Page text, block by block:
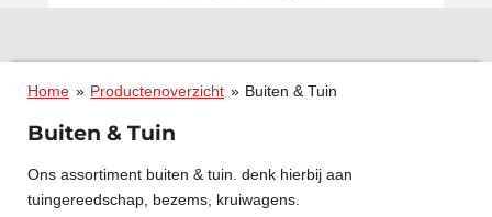
hoofdinhoud
Home » Productenoverzicht » Buiten & Tuin
Buiten & Tuin
Ons assortiment buiten & tuin. denk hierbij aan
tuingereedschap, bezems, kruiwagens.